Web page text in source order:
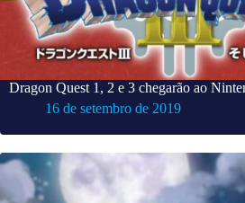
Dragon Quest 1, 2 e 3 chegarão ao
16 de setembro de 2019